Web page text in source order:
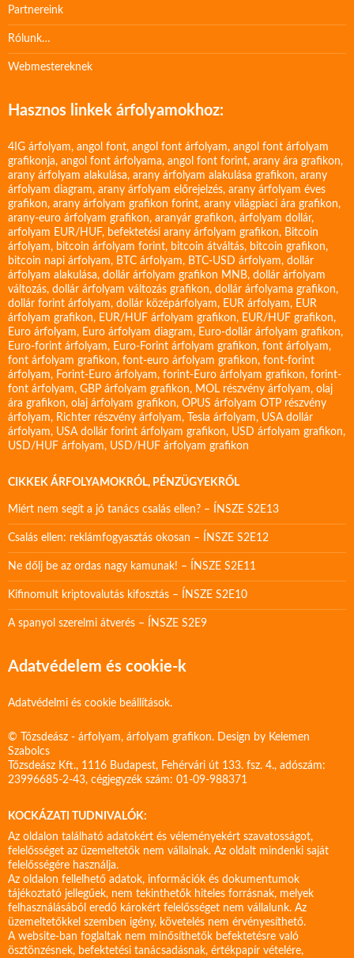
Partnereink
Rólunk…
Webmestereknek
Hasznos linkek árfolyamokhoz:
4IG árfolyam, angol font, angol font árfolyam, angol font árfolyam
grafikonja, angol font árfolyama, angol font forint, arany ára grafikon,
arany árfolyam alakulása, arany árfolyam alakulása grafikon, arany
árfolyam diagram, arany árfolyam előrejelzés, arany árfolyam éves
grafikon, arany árfolyam grafikon forint, arany világpiaci ára grafikon,
arany-euro árfolyam grafikon, aranyár grafikon, árfolyam dollár,
arfolyam EUR/HUF, befektetési arany árfolyam grafikon, Bitcoin
árfolyam, bitcoin árfolyam forint, bitcoin átváltás, bitcoin grafikon,
bitcoin napi árfolyam, BTC árfolyam, BTC-USD árfolyam, dollár
árfolyam alakulása, dollár árfolyam grafikon MNB, dollár árfolyam
változás, dollár árfolyam változás grafikon, dollár árfolyama grafikon,
dollár forint árfolyam, dollár középárfolyam, EUR árfolyam, EUR
árfolyam grafikon, EUR/HUF árfolyam grafikon, EUR/HUF grafikon,
Euro árfolyam, Euro árfolyam diagram, Euro-dollár árfolyam grafikon,
Euro-forint árfolyam, Euro-Forint árfolyam grafikon, font árfolyam,
font árfolyam grafikon, font-euro árfolyam grafikon, font-forint
árfolyam, Forint-Euro árfolyam, forint-Euro árfolyam grafikon, forint-
font árfolyam, GBP árfolyam grafikon, MOL részvény árfolyam, olaj
ára grafikon, olaj árfolyam grafikon, OPUS árfolyam OTP részvény
árfolyam, Richter részvény árfolyam, Tesla árfolyam, USA dollár
árfolyam, USA dollár forint árfolyam grafikon, USD árfolyam grafikon,
USD/HUF árfolyam, USD/HUF árfolyam grafikon
CIKKEK ÁRFOLYAMOKRÓL, PÉNZÜGYEKRŐL
Miért nem segít a jó tanács csalás ellen? – ÍNSZE S2E13
Csalás ellen: reklámfogyasztás okosan – ÍNSZE S2E12
Ne dőlj be az ordas nagy kamunak! – ÍNSZE S2E11
Kifinomult kriptovalutás kifosztás – ÍNSZE S2E10
A spanyol szerelmi átverés – ÍNSZE S2E9
Adatvédelem és cookie-k
Adatvédelmi és cookie beállítások.
© Tőzsdeász - árfolyam, árfolyam grafikon. Design by Kelemen
Szabolcs
Tőzsdeász Kft., 1116 Budapest, Fehérvári út 133. fsz. 4., adószám:
23996685-2-43, cégjegyzék szám: 01-09-988371
KOCKÁZATI TUDNIVALÓK:
Az oldalon található adatokért és véleményekért szavatosságot,
felelősséget az üzemeltetők nem vállalnak. Az oldalt mindenki saját
felelősségére használja.
Az oldalon fellelhető adatok, információk és dokumentumok
tájékoztató jellegűek, nem tekinthetők hiteles forrásnak, melyek
felhasználásából eredő károkért felelősséget nem vállalunk. Az
üzemeltetőkkel szemben igény, követelés nem érvényesíthető.
A website-ban foglaltak nem minősíthetők befektetésre való
ösztönzésnek, befektetési tanácsadásnak, értékpapír vételére,